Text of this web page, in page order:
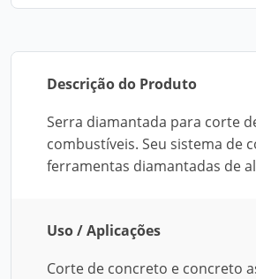
Descrição do Produto
Serra diamantada para corte
combustíveis. Seu sistema de
ferramentas diamantadas de
Uso / Aplicações
Corte de concreto e concreto